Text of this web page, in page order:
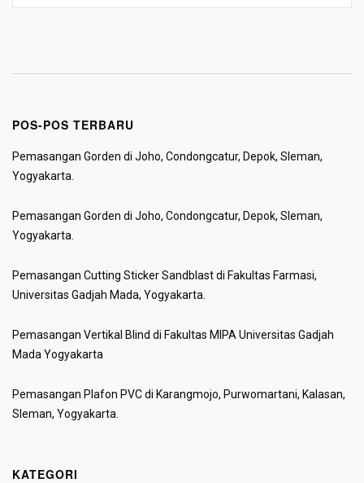
POS-POS TERBARU
Pemasangan Gorden di Joho, Condongcatur, Depok, Sleman,
Yogyakarta.
Pemasangan Gorden di Joho, Condongcatur, Depok, Sleman,
Yogyakarta.
Pemasangan Cutting Sticker Sandblast di Fakultas Farmasi,
Universitas Gadjah Mada, Yogyakarta.
Pemasangan Vertikal Blind di Fakultas MIPA Universitas Gadjah
Mada Yogyakarta
Pemasangan Plafon PVC di Karangmojo, Purwomartani, Kalasan,
Sleman, Yogyakarta.
KATEGORI